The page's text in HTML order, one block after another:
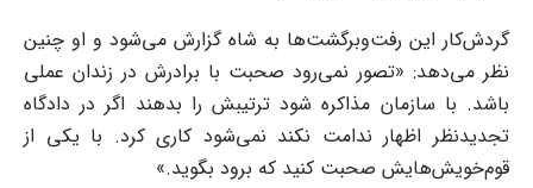
گردش‌کار این رفت‌وبرگشت‌ها به شاه گزارش می‌شود و او چنین
نظر می‌دهد: «تصور نمی‌رود صحبت با برادرش در زندان عملی
باشد. با سازمان مذاکره شود ترتیبش را بدهند اگر در دادگاه
تجدید‌نظر اظهار ندامت نکند نمی‌شود کاری کرد. با یکی از
قوم‌خویش‌هایش صحبت کنید که برود بگوید.»